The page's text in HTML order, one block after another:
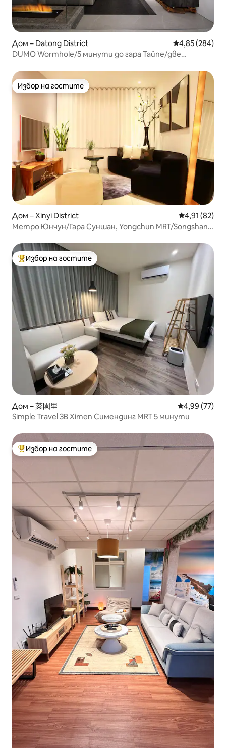
Дом – Datong District Средна
4,85 (284)
DUMO Wormhole/5 минути до гара Тайпе/две
Избор на гостите
Избор на гостите
Дом – Xinyi District Средна
4,91 (82)
Метро Юнчун/Гара Суншан, Yongchun MRT/Songshan
Най-популярен избор на гостите
Избор на гостите
Дом – 菜園里 Средна
4,99 (77)
Simple Travel 3B Ximen Симендинг MRT 5 минути
Най-популярен избор на гостите
Избор на гостите